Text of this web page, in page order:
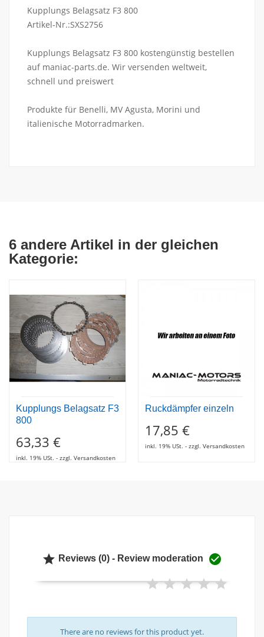
Kupplungs Belagsatz F3 800
Artikel-Nr.:SXS2756
Kupplungs Belagsatz F3 800 kostengünstig bestellen
auf maniac-parts.de. Wir versenden weltweit,
schnell und preiswert
Produkte für Benelli, MV Agusta, Morini und
italienische Motorradmarken.
6 andere Artikel in der gleichen
Kategorie:
Kupplungs Belagsatz F3
800
63,33 €
inkl. 19% USt. - zzgl. Versandkosten
Ruckdämpfer einzeln
17,85 €
inkl. 19% USt. - zzgl. Versandkosten
 Reviews (0) - Review moderation 
There are no reviews for this product yet.